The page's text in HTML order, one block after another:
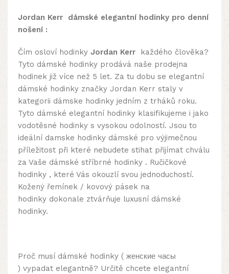
Jordan Kerr dámské elegantní hodinky pro denní
nošení :
Čím osloví hodinky Jordan Kerr každého člověka?
Tyto dámské hodinky prodává naše prodejna
hodinek již více než 5 let. Za tu dobu se elegantní
dámské hodinky značky Jordan Kerr staly v
kategorii dámske hodinky jedním z trháků roku.
Tyto dámské elegantní hodinky klasifikujeme i jako
vodotěsné hodinky s vysokou odolností. Jsou to
ideální damske hodinky dámské pro výjimečnou
příležitost při které nebudete stihat přijímat chválu
za Vaše dámské stříbrné hodinky . Ručičkové
hodinky , které Vás okouzlí svou jednoduchostí.
Kožený řemínek / kovový pásek na
hodinky dokonale ztvárňuje luxusní dámské
hodinky.
Proč musí dámské hodinky ( женские часы
) vypadat elegantně? Určitě chcete elegantní